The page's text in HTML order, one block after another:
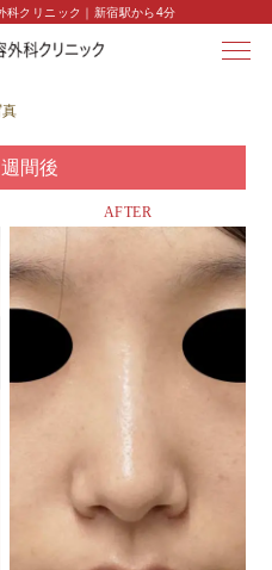
科クリニック｜新宿駅から4分
真
間後
AFTER